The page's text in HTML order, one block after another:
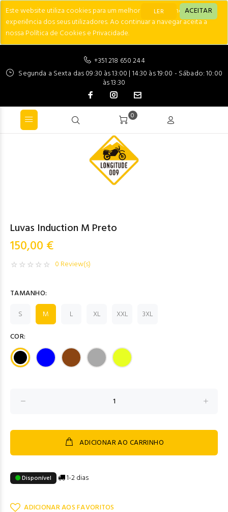
Este website utiliza cookies para um melhor desempenho e
experiência dos seus utilizadores. Ao continuar a navegar aceita a
nossa Política de Cookies e Privacidade.
LER ACEITAR
+351 218 650 244
Segunda a Sexta das 09:30 às 13:00 | 14:30 às 19:00 - Sábado: 10:00
às 13:30
0
Luvas Induction M Preto
150,00 €
0 Review(s)
TAMANHO:
S
M L XL XXL
3XL
COR:
ADICIONAR AO CARRINHO
Disponível 1-2 dias
ADICIONAR AOS FAVORITOS